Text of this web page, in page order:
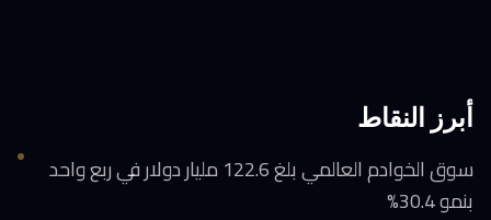
أبرز النقاط
سوق الخوادم العالمي بلغ 122.6 مليار دولار في ربع واحد
بنمو 30.4%